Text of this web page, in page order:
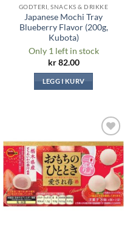
GODTERI, SNACKS & DRIKKE
Japanese Mochi Tray
Blueberry Flavor (200g,
Kubota)
Only 1 left in stock
kr82.00
LEGG I KURV
Legg til i
ønskeliste